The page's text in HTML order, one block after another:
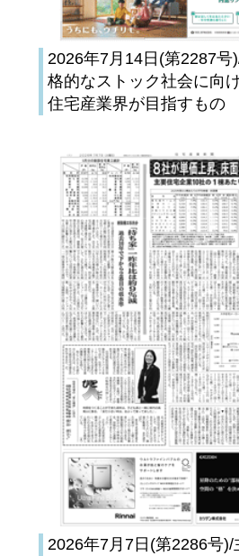
2026年7月14日(第2287号
格的なストック社会に向
住宅産業界が目指すもの
2026年7月7日(第2286号